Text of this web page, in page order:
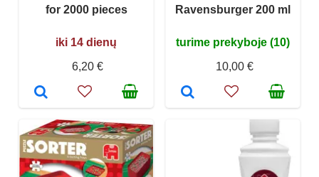
for 2000 pieces
iki 14 dienų
6,20 €
Ravensburger 200 ml
turime prekyboje (10)
10,00 €